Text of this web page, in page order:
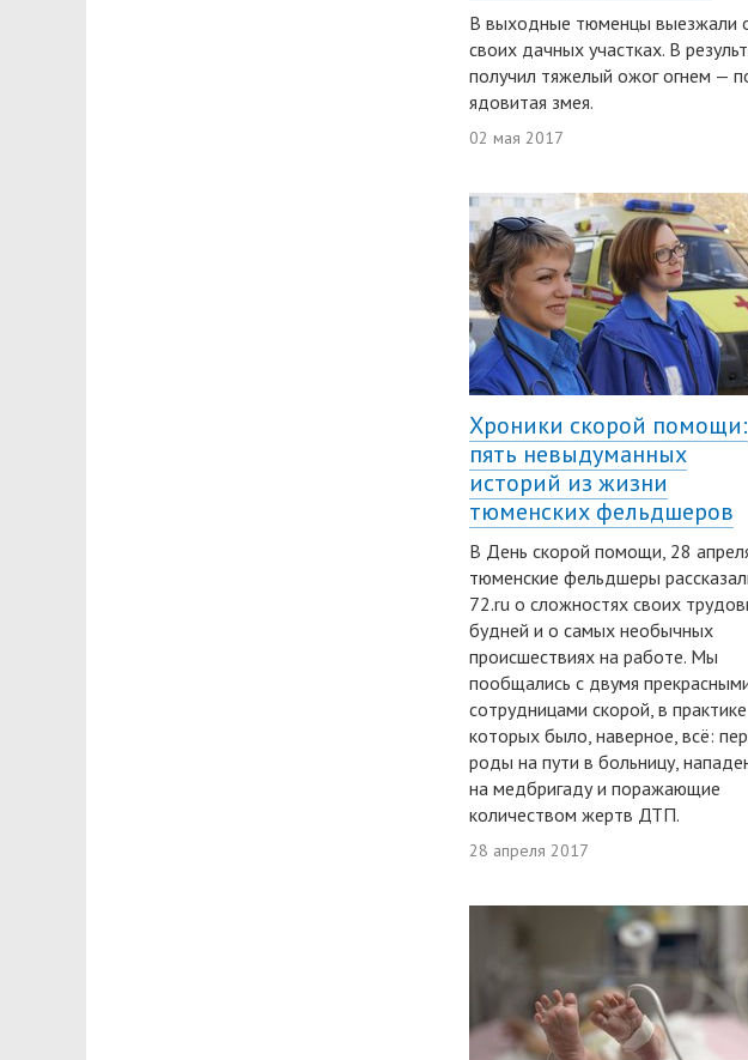
В выходные тюменцы выезжали
своих дачных участках. В
получил тяжелый ожог огнем —
ядовитая змея.
02 мая 2017
Хроники скорой помощи:
пять невыдуманных
историй из жизни
тюменских фельдшеров
В День скорой помощи, 28
тюменские фельдшеры
72.ru о сложностях своих
будней и о самых необычных
происшествиях на работе. Мы
пообщались с двумя
сотрудницами скорой, в практике
которых было, наверное, всё:
роды на пути в больницу,
на медбригаду и поражающие
количеством жертв ДТП.
28 апреля 2017